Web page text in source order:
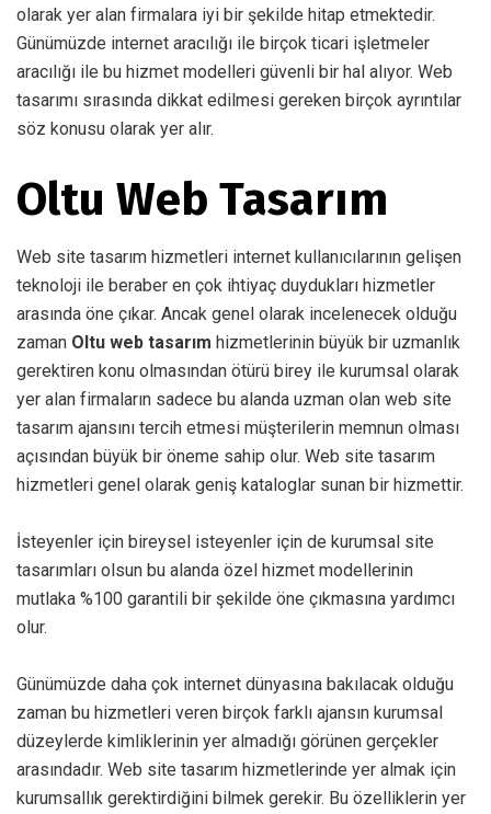
olarak yer alan firmalara iyi bir şekilde hitap etmektedir.
Günümüzde internet aracılığı ile birçok ticari işletmeler
aracılığı ile bu hizmet modelleri güvenli bir hal alıyor. Web
tasarımı sırasında dikkat edilmesi gereken birçok ayrıntılar
söz konusu olarak yer alır.
Oltu Web Tasarım
Web site tasarım hizmetleri internet kullanıcılarının gelişen
teknoloji ile beraber en çok ihtiyaç duydukları hizmetler
arasında öne çıkar. Ancak genel olarak incelenecek olduğu
zaman Oltu web tasarım hizmetlerinin büyük bir uzmanlık
gerektiren konu olmasından ötürü birey ile kurumsal olarak
yer alan firmaların sadece bu alanda uzman olan web site
tasarım ajansını tercih etmesi müşterilerin memnun olması
açısından büyük bir öneme sahip olur. Web site tasarım
hizmetleri genel olarak geniş kataloglar sunan bir hizmettir.
İsteyenler için bireysel isteyenler için de kurumsal site
tasarımları olsun bu alanda özel hizmet modellerinin
mutlaka %100 garantili bir şekilde öne çıkmasına yardımcı
olur.
Günümüzde daha çok internet dünyasına bakılacak olduğu
zaman bu hizmetleri veren birçok farklı ajansın kurumsal
düzeylerde kimliklerinin yer almadığı görünen gerçekler
arasındadır. Web site tasarım hizmetlerinde yer almak için
kurumsallık gerektirdiğini bilmek gerekir. Bu özelliklerin yer